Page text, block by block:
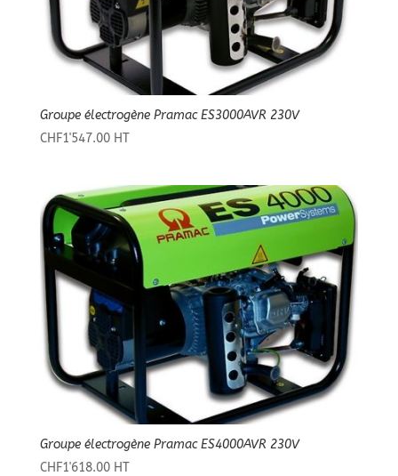
Groupe électrogène Pramac ES3000AVR 230V
CHF1'547.00 HT
Groupe électrogène Pramac ES4000AVR 230V
CHF1'618.00 HT